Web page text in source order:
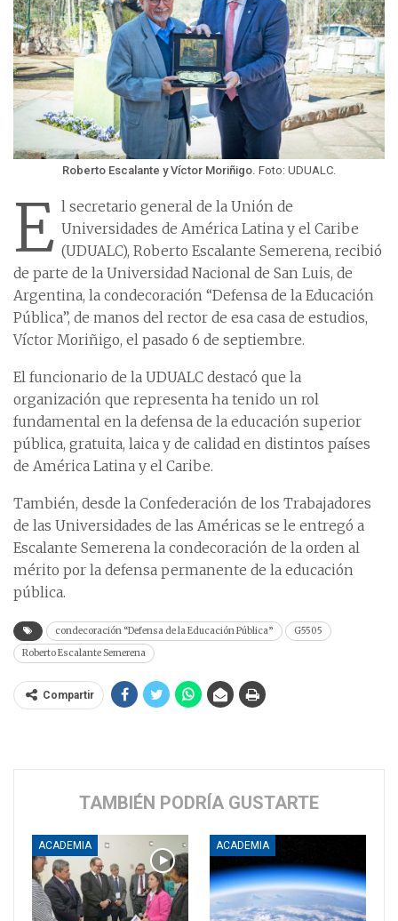
Roberto Escalante y Víctor Moriñigo. Foto: UDUALC.
E l secretario general de la Unión de
Universidades de América Latina y el Caribe
(UDUALC), Roberto Escalante Semerena, recibió
de parte de la Universidad Nacional de San Luis, de
Argentina, la condecoración “Defensa de la Educación
Pública”, de manos del rector de esa casa de estudios,
Víctor Moriñigo, el pasado 6 de septiembre.
El funcionario de la UDUALC destacó que la
organización que representa ha tenido un rol
fundamental en la defensa de la educación superior
pública, gratuita, laica y de calidad en distintos países
de América Latina y el Caribe.
También, desde la Confederación de los Trabajadores
de las Universidades de las Américas se le entregó a
Escalante Semerena la condecoración de la orden al
mérito por la defensa permanente de la educación
pública.
condecoración “Defensa de la Educación Pública”
G5505
Roberto Escalante Semerena
Compartir
TAMBIÉN PODRÍA GUSTARTE
ACADEMIA ACADEMIA